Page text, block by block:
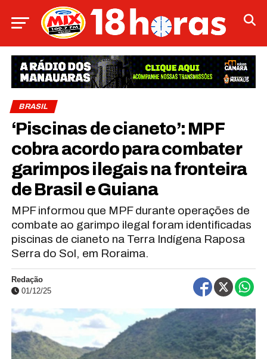
BRASIL
‘Piscinas de cianeto’: MPF
cobra acordo para combater
garimpos ilegais na fronteira
de Brasil e Guiana
MPF informou que MPF durante operações de
combate ao garimpo ilegal foram identificadas
piscinas de cianeto na Terra Indígena Raposa
Serra do Sol, em Roraima.
Redação
01/12/25